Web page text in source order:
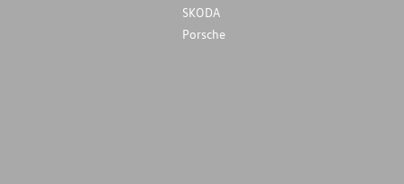
SKODA
Porsche